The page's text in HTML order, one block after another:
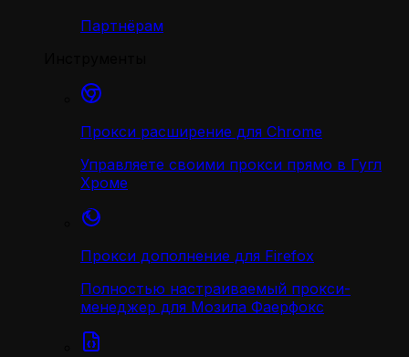
Партнёрам
Прокси расширение для Chrome
Управляете своими прокси прямо в Гугл
Хроме
Прокси дополнение для Firefox
Полностью настраиваемый прокси-
менеджер для Мозила Фаерфокс